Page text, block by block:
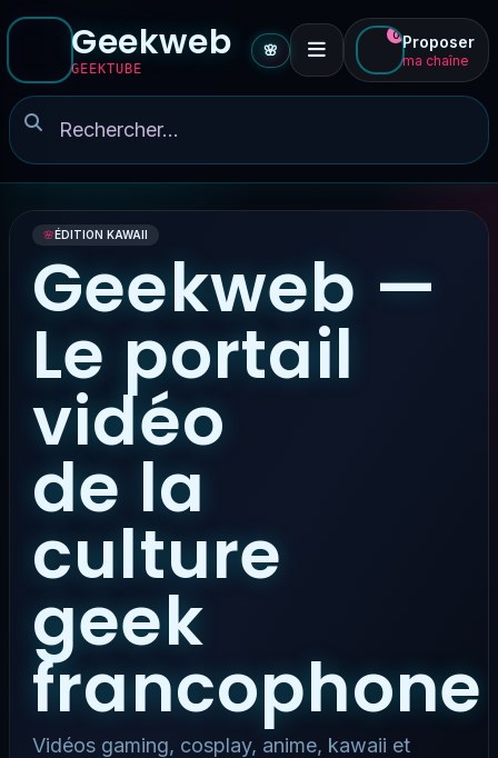
Geekweb
GEEKTUBE
🌸
0 Proposer
ma chaîne
🌸ÉDITION KAWAII
Geekweb —
Le portail
vidéo
de la
culture
geek
francophone
Vidéos gaming, cosplay, anime, kawaii et